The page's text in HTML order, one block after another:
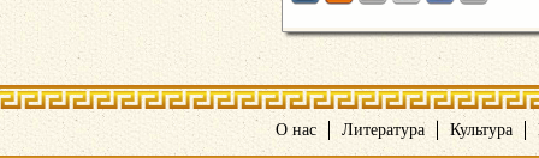
О нас Литература Культура